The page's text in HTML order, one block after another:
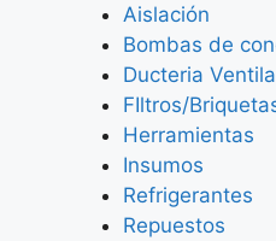
Aislación
Bombas de
Ducteria
FIltros/
Herramientas
Insumos
Refrigerantes
Repuestos